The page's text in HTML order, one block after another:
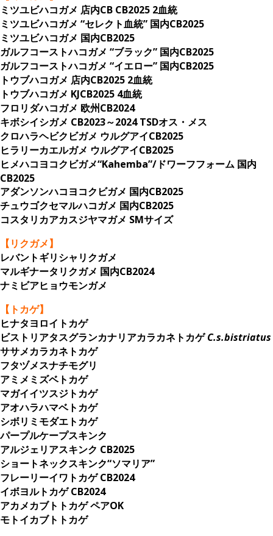
ミツユビハコガメ 店内CB CB2025 2血統
ミツユビハコガメ “セレクト血統” 国内CB2025
ミツユビハコガメ 国内CB2025
ガルフコーストハコガメ “ブラック” 国内CB2025
ガルフコーストハコガメ “イエロー” 国内CB2025
トウブハコガメ 店内CB2025 2血統
トウブハコガメ KJCB2025 4血統
フロリダハコガメ 欧州CB2024
キボシイシガメ CB2023～2024 TSDオス・メス
クロハラヘビクビガメ ウルグアイCB2025
ヒラリーカエルガメ ウルグアイCB2025
ヒメハコヨコクビガメ“Kahemba”/ドワーフフォーム 国内
CB2025
アダンソンハコヨコクビガメ 国内CB2025
チュウゴクセマルハコガメ 国内CB2025
コスタリカアカスジヤマガメ SMサイズ
【リクガメ】
レバントギリシャリクガメ
マルギナータリクガメ 国内CB2024
ナミビアヒョウモンガメ
【トカゲ】
ヒナタヨロイトカゲ
ビストリアタスグランカナリアカラカネトカゲC.s.bistriatus
ササメカラカネトカゲ
フタヅメスナチモグリ
アミメミズベトカゲ
マガイイツスジトカゲ
アオハラハマベトカゲ
シボリミモダエトカゲ
パープルケープスキンク
アルジェリアスキンク CB2025
ショートネックスキンク“ソマリア”
フレーリーイワトカゲ CB2024
イボヨルトカゲ CB2024
アカメカブトトカゲ ペアOK
モトイカブトトカゲ